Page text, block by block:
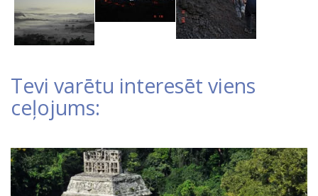
Tevi varētu interesēt viens
ceļojums: